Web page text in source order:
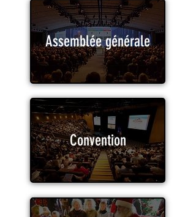
Assemblée générale
Convention